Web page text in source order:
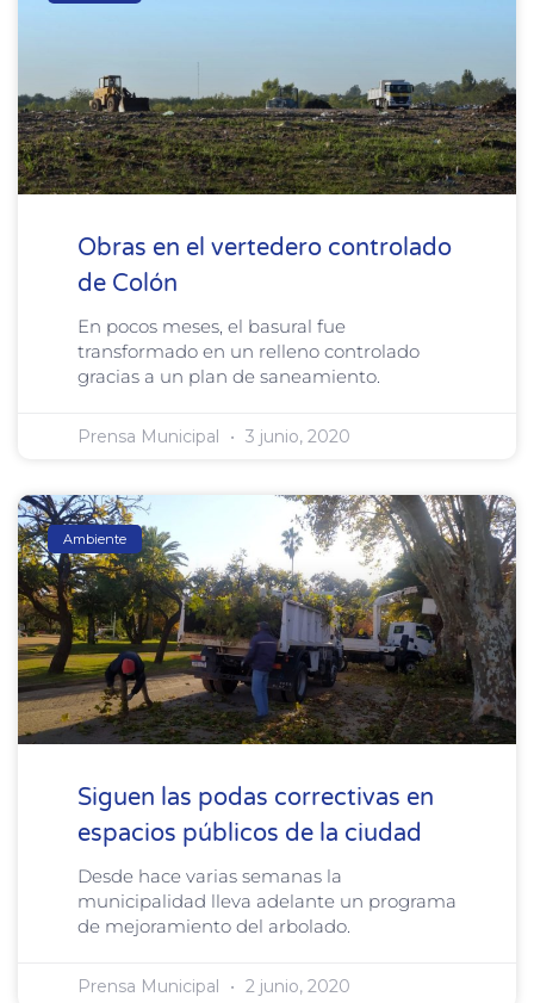
Obras en el vertedero controlado
de Colón
En pocos meses, el basural fue
transformado en un relleno controlado
gracias a un plan de saneamiento.
Prensa Municipal 3 junio, 2020
Ambiente
Siguen las podas correctivas en
espacios públicos de la ciudad
Desde hace varias semanas la
municipalidad lleva adelante un programa
de mejoramiento del arbolado.
Prensa Municipal 2 junio, 2020